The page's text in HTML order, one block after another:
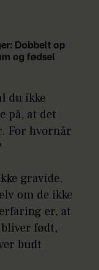
Dobbelt op
og fødsel
du ikke
på, at det
For hvornår
gravide,
om de ikke
er, at
født,
budt